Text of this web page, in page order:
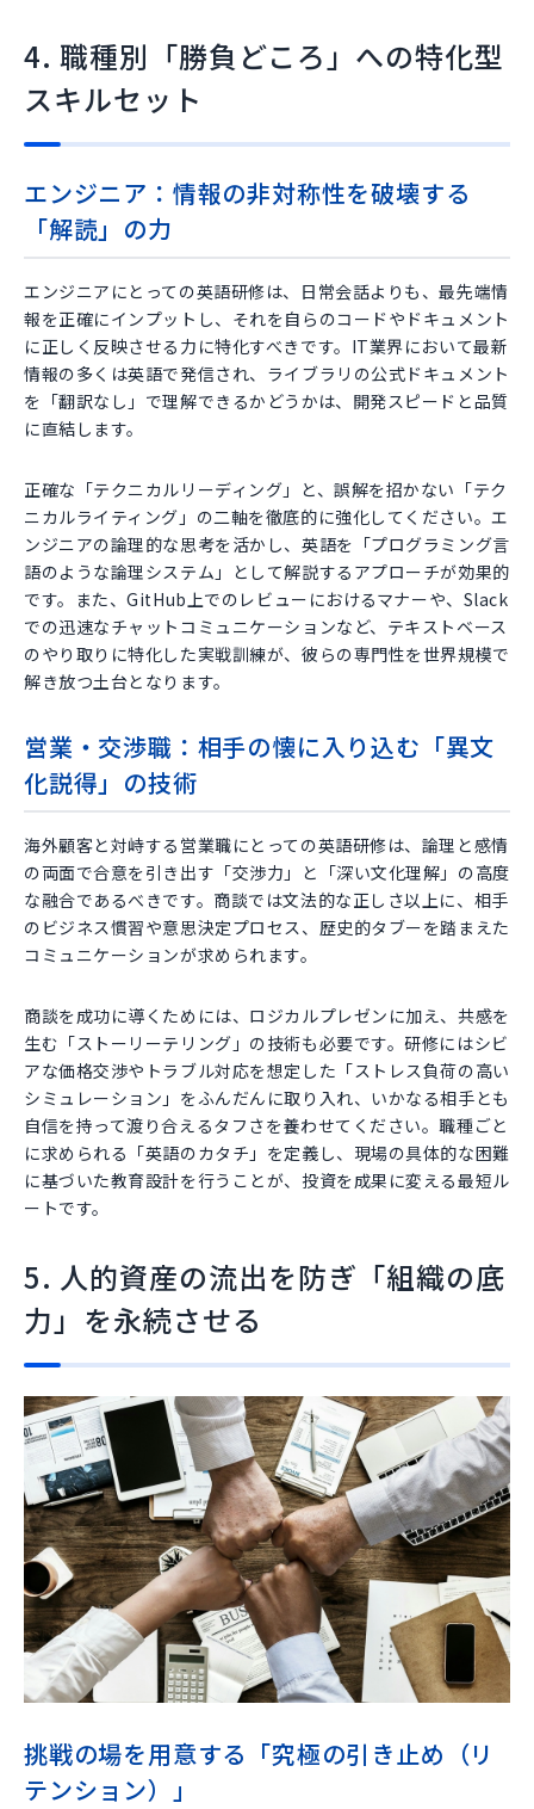
4. 職種別「勝負どころ」への特化型
スキルセット
エンジニア：情報の非対称性を破壊する
「解読」の力
エンジニアにとっての英語研修は、日常会話よりも、最先端情
報を正確にインプットし、それを自らのコードやドキュメント
に正しく反映させる力に特化すべきです。IT業界において最新
情報の多くは英語で発信され、ライブラリの公式ドキュメント
を「翻訳なし」で理解できるかどうかは、開発スピードと品質
に直結します。
正確な「テクニカルリーディング」と、誤解を招かない「テク
ニカルライティング」の二軸を徹底的に強化してください。エ
ンジニアの論理的な思考を活かし、英語を「プログラミング言
語のような論理システム」として解説するアプローチが効果的
です。また、GitHub上でのレビューにおけるマナーや、Slack
での迅速なチャットコミュニケーションなど、テキストベース
のやり取りに特化した実戦訓練が、彼らの専門性を世界規模で
解き放つ土台となります。
営業・交渉職：相手の懐に入り込む「異文
化説得」の技術
海外顧客と対峙する営業職にとっての英語研修は、論理と感情
の両面で合意を引き出す「交渉力」と「深い文化理解」の高度
な融合であるべきです。商談では文法的な正しさ以上に、相手
のビジネス慣習や意思決定プロセス、歴史的タブーを踏まえた
コミュニケーションが求められます。
商談を成功に導くためには、ロジカルプレゼンに加え、共感を
生む「ストーリーテリング」の技術も必要です。研修にはシビ
アな価格交渉やトラブル対応を想定した「ストレス負荷の高い
シミュレーション」をふんだんに取り入れ、いかなる相手とも
自信を持って渡り合えるタフさを養わせてください。職種ごと
に求められる「英語のカタチ」を定義し、現場の具体的な困難
に基づいた教育設計を行うことが、投資を成果に変える最短ル
ートです。
5. 人的資産の流出を防ぎ「組織の底
力」を永続させる
挑戦の場を用意する「究極の引き止め（リ
テンション）」